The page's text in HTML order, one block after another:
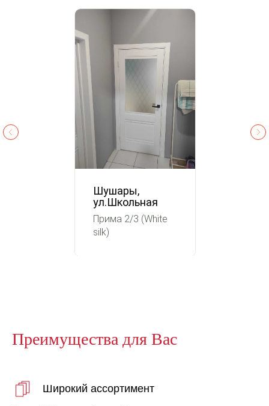
Шушары,
ул.Школьная
Прима 2/3 (White
silk)
Преимущества для Вас
Широкий ассортимент